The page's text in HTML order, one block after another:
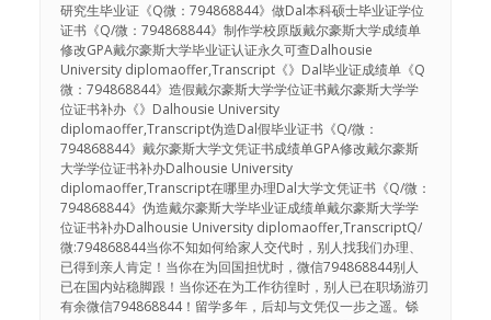
研究生毕业证《Q微：794868844》做Dal本科硕士毕业证学位
证书《Q/微：794868844》制作学校原版戴尔豪斯大学成绩单
修改GPA戴尔豪斯大学毕业证认证永久可查Dalhousie
University diplomaoffer,Transcript《》Dal毕业证成绩单《Q
微：794868844》造假戴尔豪斯大学学位证书戴尔豪斯大学学
位证书补办《》Dalhousie University
diplomaoffer,Transcript伪造Dal假毕业证书《Q/微：
794868844》戴尔豪斯大学文凭证书成绩单GPA修改戴尔豪斯
大学学位证书补办Dalhousie University
diplomaoffer,Transcript在哪里办理Dal大学文凭证书《Q/微：
794868844》伪造戴尔豪斯大学毕业证成绩单戴尔豪斯大学学
位证书补办Dalhousie University diplomaoffer,TranscriptQ/
微:794868844当你不知如何给家人交代时，别人找我们办理、
已得到亲人肯定！当你在为回国担忧时，微信794868844别人
已在国内站稳脚跟！当你还在为工作彷徨时，别人已在职场游刃
有余微信794868844！留学多年，后却与文凭仅一步之遥。铩